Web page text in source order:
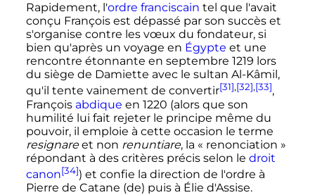
Rapidement, l'ordre franciscain tel que l'avait
conçu François est dépassé par son succès et
s'organise contre les vœux du fondateur, si
bien qu'après un voyage en Égypte et une
rencontre étonnante en septembre 1219 lors
du siège de Damiette avec le sultan Al-Kâmil,
qu'il tente vainement de convertir[31],[32],[33],
François abdique en 1220 (alors que son
humilité lui fait rejeter le principe même du
pouvoir, il emploie à cette occasion le terme
resignareet non renuntiare, la « renonciation »
répondant à des critères précis selon le droit
canon[34]) et confie la direction de l'ordre à
Pierre de Catane (de) puis à Élie d'Assise.